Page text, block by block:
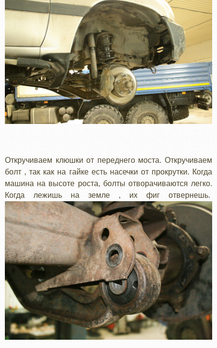
Откручиваем клюшки от переднего моста. Откручиваем
болт , так как на гайке есть насечки от прокрутки. Когда
машина на высоте роста, болты отворачиваются легко.
Когда лежишь на земле , их фиг отвернешь.